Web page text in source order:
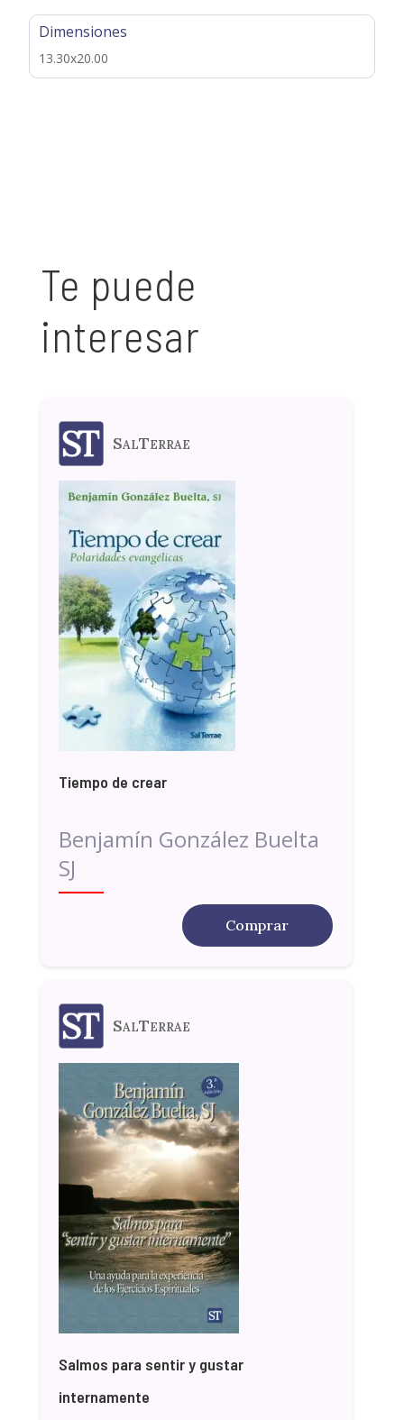
Dimensiones
13.30x20.00
Te puede
interesar
SalTerrae
Tiempo de crear
Benjamín González Buelta
SJ
Comprar
SalTerrae
Salmos para sentir y gustar
internamente